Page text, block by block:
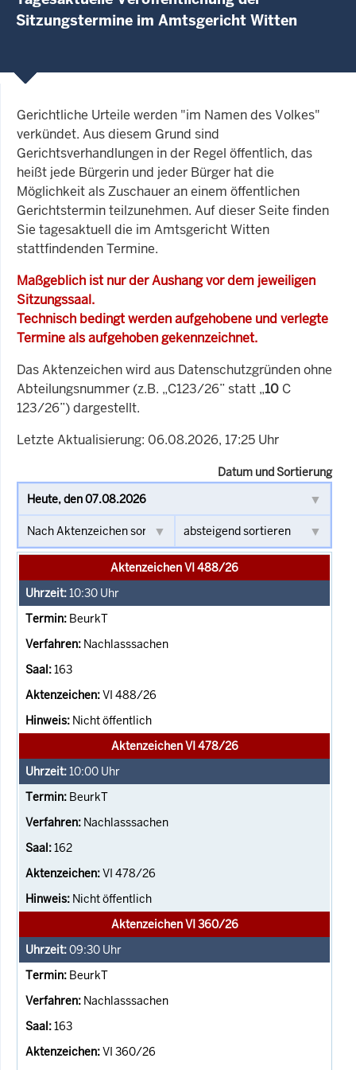
Sitzungstermine im Amtsgericht Witten
Gerichtliche Urteile werden "im Namen des Volkes"
verkündet. Aus diesem Grund sind
Gerichtsverhandlungen in der Regel öffentlich, das
heißt jede Bürgerin und jeder Bürger hat die
Möglichkeit als Zuschauer an einem öffentlichen
Gerichtstermin teilzunehmen. Auf dieser Seite finden
Sie tagesaktuell die im Amtsgericht Witten
stattfindenden Termine.
Maßgeblich ist nur der Aushang vor dem jeweiligen
Sitzungssaal.
Technisch bedingt werden aufgehobene und verlegte
Termine als aufgehoben gekennzeichnet.
Das Aktenzeichen wird aus Datenschutzgründen ohne
Abteilungsnummer (z.B. „C123/26” statt „10 C
123/26”) dargestellt.
Letzte Aktualisierung: 06.08.2026, 17:25 Uhr
Datum und Sortierung
Aktenzeichen VI 488/26
10:30 Uhr
BeurkT
Nachlasssachen
163
VI 488/26
Nicht öffentlich
Aktenzeichen VI 478/26
10:00 Uhr
BeurkT
Nachlasssachen
162
VI 478/26
Nicht öffentlich
Aktenzeichen VI 360/26
09:30 Uhr
BeurkT
Nachlasssachen
163
VI 360/26